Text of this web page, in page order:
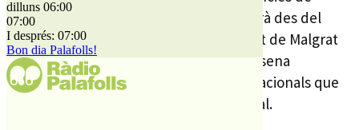
dilluns 06:00
07:00
I després: 07:00
Bon dia Palafolls!
viatges. A més de la promoció que es farà des del
mostrador, la delegació de l’Ajuntament de Malgrat
té concertades entrevistes amb una desena
d’agències de viatges nacionals i internacionals que
treballen en l’àmbit del Turisme Cultural.